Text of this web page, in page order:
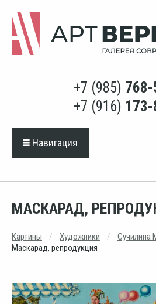
+7 (985)
+7 (916)
Навигация
МАСКАРАД,
Картины Художники
Сучилина
Маскарад, репродукция